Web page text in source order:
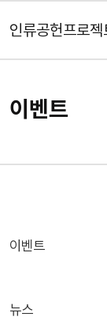
인류공헌프로
이벤트
이벤트
뉴스